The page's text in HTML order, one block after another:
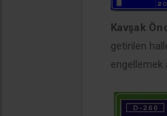
Kavşak
getirilen
engellemek